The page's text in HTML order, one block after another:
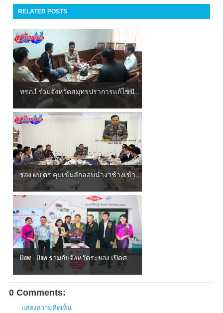
RELATED POSTS
ทรภ.1 ร่วมจังหวัดสมุทรปราการแก้ไขปั...
รอง ผบ ตร คุมเข้มลักลอบนำงาช้างเข้า...
Dow - Dow ร่วมกับจังหวัดระยอง เปิดศ...
0 Comments:
แสดงความคิดเห็น